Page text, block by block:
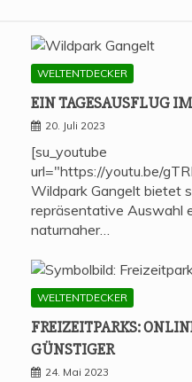
WELTENTDECKER
EIN TAGES­AUS­FLUG
20. Juli 2023
[su_youtube
url="https://youtu.be/
Wildpark Gangelt bietet
repräsentative Auswahl
naturnaher…
WELTENTDECKER
FREI­ZEIT­PARKS:
GÜNSTIGER
24. Mai 2023